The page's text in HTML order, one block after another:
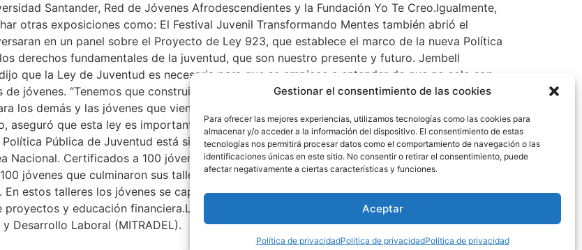
Gestionar el consentimiento de las cookies
Para ofrecer las mejores experiencias, utilizamos tecnologías como las cookies para
almacenar y/o acceder a la información del dispositivo. El consentimiento de estas
tecnologías nos permitirá procesar datos como el comportamiento de navegación o las
identificaciones únicas en este sitio. No consentir o retirar el consentimiento, puede
afectar negativamente a ciertas características y funciones.
Aceptar
Política de privacidadPolítica de privacidadPolítica de privacidad
Santander, Red de Jóvenes Afrodescendientes y la Fundación Yo Te Creo.Igualmente,
otras exposiciones como: El Festival Juvenil Transformando Mentes también abrió el
en un panel sobre el Proyecto de Ley 923, que establece el marco de la nueva Política
derechos fundamentales de la juventud, que son nuestro presente y futuro. Jembell
que la Ley de Juventud es necesaria para que se empiece a entender de que no solo son
jóvenes. “Tenemos que construir algo que trascienda y que sea significativo para todas las
los demás y las jóvenes que vienen creciendo” explicó Chifundo. Por su parte, la presidenta
aseguró que esta ley es importante porque habla de los deberes y también de los derechos
Pública de Juventud está siendo discutido por una Subcomisión de la Comisión de la
Nacional. Certificados a 100 jóvenes: Durante el Festival Juvenil Transformando Mentes, la
jóvenes que culminaron sus talleres del Programa “Desarrolla Tus Habilidades para la Vida”
estos talleres los jóvenes se capacitaron en temas de habilidades blandas, comunicación
y educación financiera.Los talleres fueron impartidos por el MIDES, la Universidad
Desarrollo Laboral (MITRADEL).